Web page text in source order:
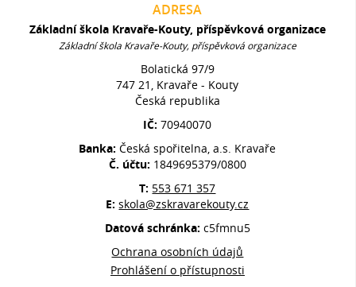
ADRESA
Základní škola Kravaře-Kouty, příspěvková organizace
Základní škola Kravaře-Kouty, příspěvková organizace
Bolatická 97/9
747 21, Kravaře - Kouty
Česká republika
IČ:70940070
Banka:Česká spořitelna, a.s. Kravaře
Č. účtu: 1849695379/0800
T: 553 671 357
E:skola@zskravarekouty.cz
Datová schránka: c5fmnu5
Ochrana osobních údajů
Prohlášení o přístupnosti